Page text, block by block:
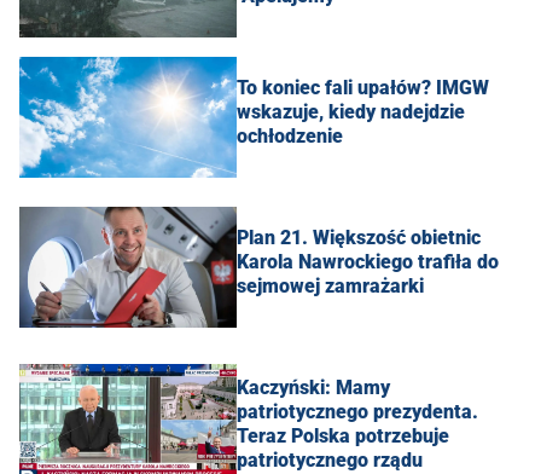
To koniec fali upałów? IMGW
wskazuje, kiedy nadejdzie
ochłodzenie
Plan 21. Większość obietnic
Karola Nawrockiego trafiła do
sejmowej zamrażarki
Kaczyński: Mamy
patriotycznego prezydenta.
Teraz Polska potrzebuje
patriotycznego rządu